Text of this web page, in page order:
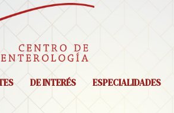
DE INTERÉS ESPECIALIDADES